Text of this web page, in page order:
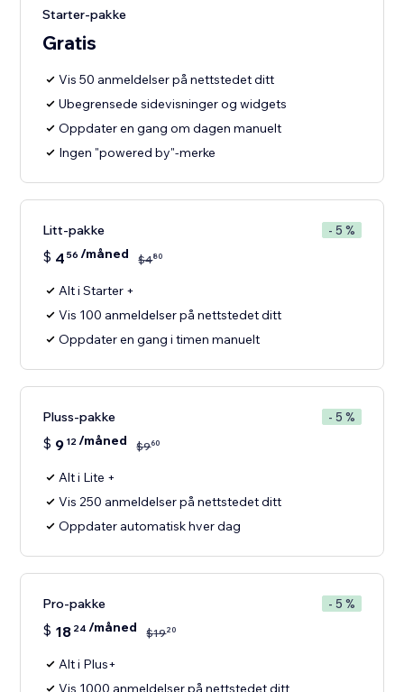
Starter-pakke
Gratis
Vis 50 anmeldelser på nettstedet ditt
Ubegrensede sidevisninger og widgets
Oppdater en gang om dagen manuelt
Ingen "powered by"-merke
Litt-pakke - 5 %
$ 4 56 /måned $480
Alt i Starter +
Vis 100 anmeldelser på nettstedet ditt
Oppdater en gang i timen manuelt
Pluss-pakke - 5 %
$ 9 12/måned $960
Alt i Lite +
Vis 250 anmeldelser på nettstedet ditt
Oppdater automatisk hver dag
Pro-pakke - 5 %
$ 18 24 /måned $1920
Alt i Plus+
Vis 1000 anmeldelser på nettstedet ditt